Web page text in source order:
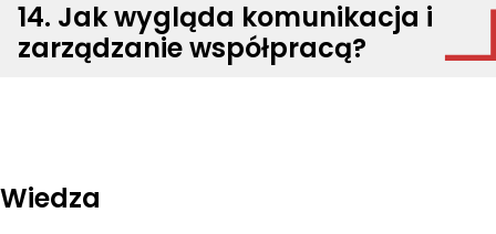
14. Jak wygląda komunikacja i
zarządzanie współpracą?
Wiedza